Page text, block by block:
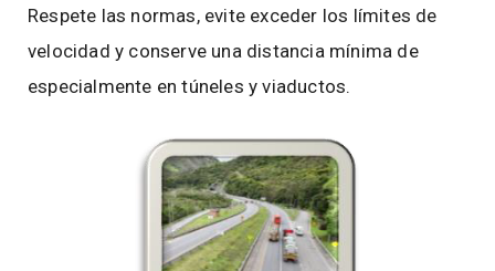
Respete las normas, evite exceder los límites de
velocidad y conserve una distancia mínima de
especialmente en túneles y viaductos.